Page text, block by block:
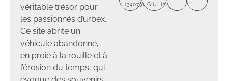
véritable trésor pour
les passionnés d’urbex.
Ce site abrite un
véhicule abandonné,
en proie à la rouille et à
l’érosion du temps, qui
(34073) GIULIA